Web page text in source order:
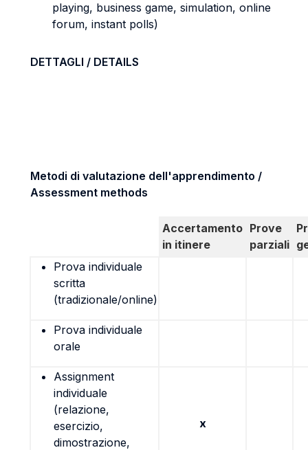
playing, business game, simulation, online
forum, instant polls)
DETTAGLI / DETAILS
Metodi di valutazione dell'apprendimento /
Assessment methods
Accertamento
in itinere
Prove
parziali
Prova individuale
scritta
(tradizionale/online)
Prova individuale
orale
Assignment
individuale
(relazione,
esercizio,
dimostrazione,
x